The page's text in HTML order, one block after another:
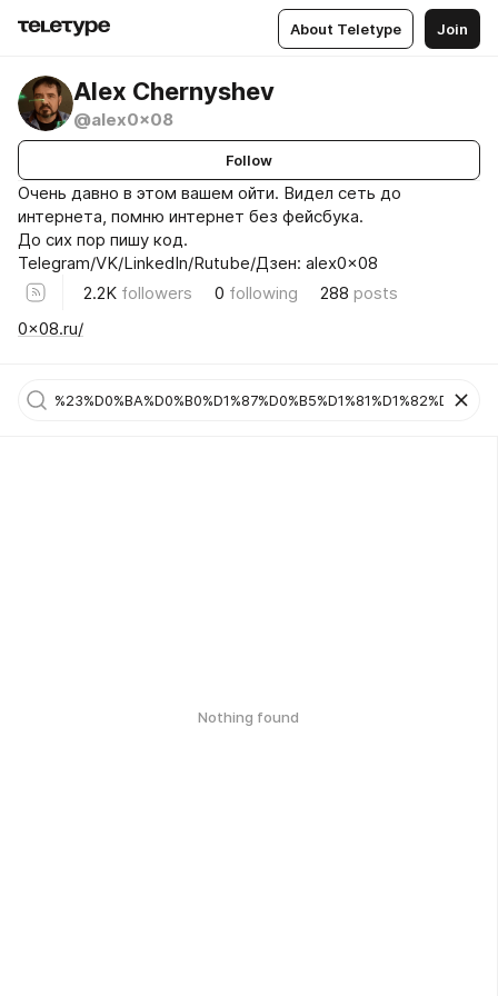
About Teletype Join
Alex Chernyshev
@alex0x08
Follow
Очень давно в этом вашем ойти. Видел сеть до
интернета, помню интернет без фейсбука.
До сих пор пишу код.
Telegram/VK/LinkedIn/Rutube/Дзен: alex0x08
2.2K followers 0 following 288 posts
0x08.ru/
Nothing found